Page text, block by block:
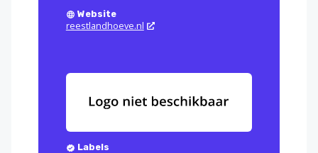
Website
reestlandhoeve.nl
Labels